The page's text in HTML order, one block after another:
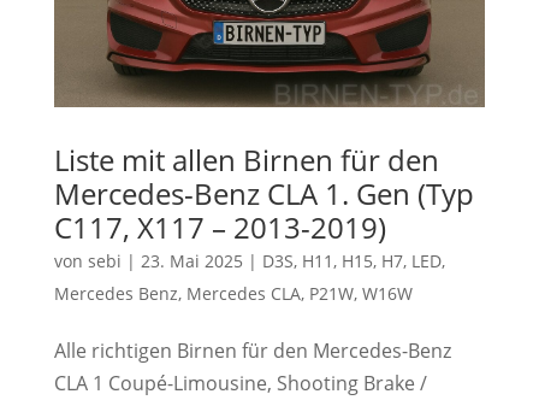
Liste mit allen Birnen für den
Mercedes-Benz CLA 1. Gen (Typ
C117, X117 – 2013-2019)
von sebi | 23. Mai 2025 | D3S, H11, H15, H7, LED,
Mercedes Benz, Mercedes CLA, P21W, W16W
Alle richtigen Birnen für den Mercedes-Benz
CLA 1 Coupé-Limousine, Shooting Brake /